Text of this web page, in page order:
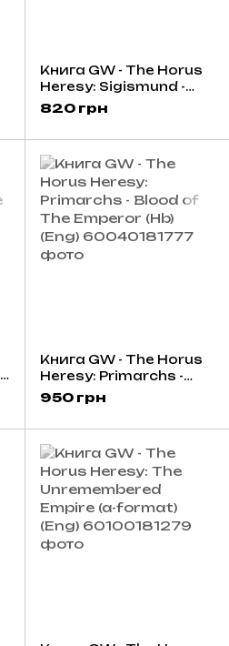
Книга GW - The Horus
Heresy: Sigismund -
The Eternal Crusader
(Hb) (Eng)
820 грн
Книга GW - The Horus
Heresy: Primarchs -
Blood of The Emperor
(Hb) (Eng)
950 грн